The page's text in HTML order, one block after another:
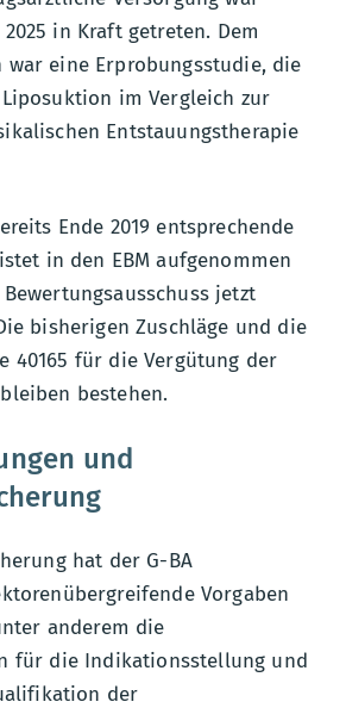
in Kraft getreten. Dem
war eine Erprobungsstudie, die
im Vergleich zur
Entstauungstherapie
Ende 2019 entsprechende
in den EBM aufgenommen
jetzt
bisherigen Zuschläge und die
40165 für die Vergütung der
bestehen.
und
hat der G-BA
Vorgaben
anderem die
für die Indikationsstellung und
der